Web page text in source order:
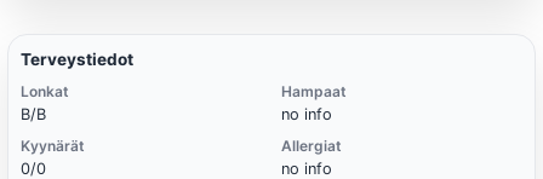
Terveystiedot
Lonkat
B/B
Kyynärät
0/0
Hampaat
no info
Allergiat
no info